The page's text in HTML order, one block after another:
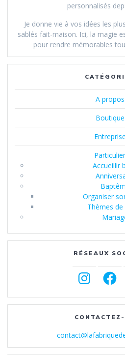
personnalisés
Je donne vie à vos idées les
sablés fait-maison. Ici, la magie
pour rendre mémorables
A propos
Boutique
Entreprise
Particulier
Accueillir
Organiser
Thèmes
RÉSEAUX
Instagram